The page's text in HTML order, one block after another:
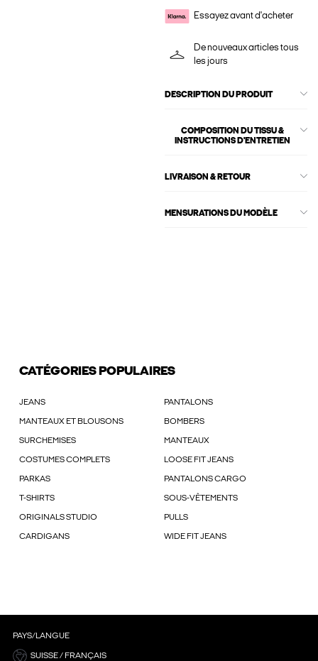
Essayez avant d'acheter
De nouveaux articles tous
les jours
DESCRIPTION DU PRODUIT
COMPOSITION DU TISSU &
INSTRUCTIONS D'ENTRETIEN
LIVRAISON & RETOUR
MENSURATIONS DU MODÈLE
CATÉGORIES POPULAIRES
JEANS PANTALONS
MANTEAUX ET BLOUSONS BOMBERS
SURCHEMISES MANTEAUX
COSTUMES COMPLETS LOOSE FIT JEANS
PARKAS PANTALONS CARGO
T-SHIRTS SOUS-VÊTEMENTS
ORIGINALS STUDIO PULLS
CARDIGANS WIDE FIT JEANS
PAYS/LANGUE
SUISSE / FRANÇAIS